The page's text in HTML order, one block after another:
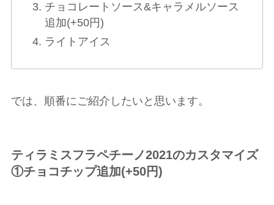
チョコレートソース&キャラメルソース
追加(+50円)
ライトアイス
では、順番にご紹介したいと思います。
ティラミスフラペチーノ2021のカスタマイズ
①チョコチップ追加(+50円)